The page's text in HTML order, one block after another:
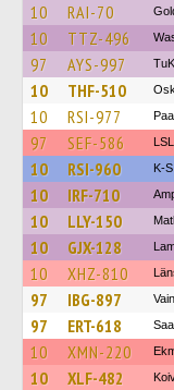
10 RAI-70
10 TTZ-496
97 AYS-997
10 THF-510
10 RSI-977
97 SEF-586 LSL
10 RSI-960 K-
10 IRF-710
10 LLY-150
10 GJX-128
10 XHZ-810
97 IBG-897
97 ERT-618
10 XMN-220
10 XLF-482